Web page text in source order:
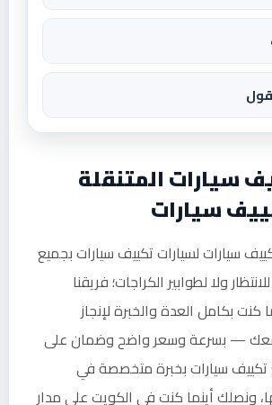
سيارات المتنقلة
سيارات
سيارات لسيارات تكييف سيارات بجميع
ولا لطوابير الكراجات؛ فريقنا
كنت بكامل العدة والخبرة لإنجاز
— بسرعة وسعر واضح وضمان على
تكييف سيارات بخبرة متخصصة في
ونصلك أينما كنت في الكويت على مدار